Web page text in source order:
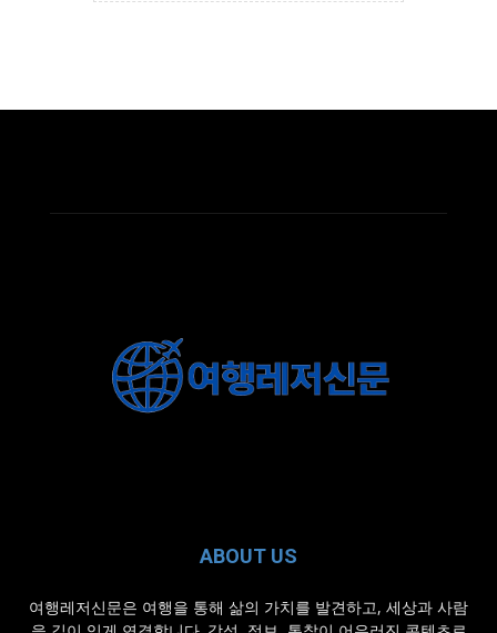
ABOUT US
여행레저신문은 여행을 통해 삶의 가치를 발견하고, 세상과 사람